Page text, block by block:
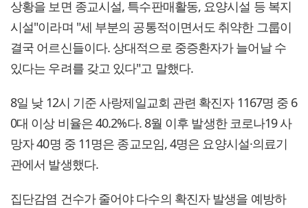
상황을 보면 종교시설, 특수판매활동, 요양시설 등 복지
시설"이라며 "세 부분의 공통적이면서도 취약한 그룹이
결국 어르신들이다. 상대적으로 중증환자가 늘어날 수
있다는 우려를 갖고 있다"고 말했다.
8일 낮 12시 기준 사랑제일교회 관련 확진자 1167명 중 6
0대 이상 비율은 40.2%다. 8월 이후 발생한 코로나19 사
망자 40명 중 11명은 종교모임, 4명은 요양시설·의료기
관에서 발생했다.
집단감염 건수가 줄어야 다수의 확진자 발생을 예방하